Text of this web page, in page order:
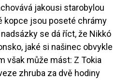
jakousi starobylou
kopce jsou poseté chrámy
se dá říct, že Nikkó
jaké si našinec obvykle
však může mást: Z Tokia
zhruba za dvě hodiny